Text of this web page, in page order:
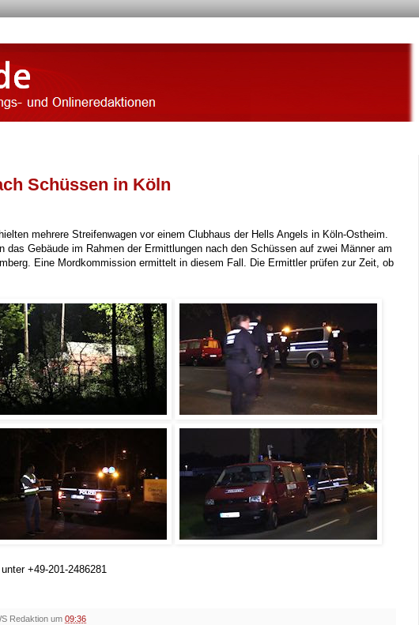
Schüssen in Köln
mehrere Streifenwagen vor einem Clubhaus der Hells Angels in Köln-Ostheim.
Gebäude im Rahmen der Ermittlungen nach den Schüssen auf zwei Männer am
Eine Mordkommission ermittelt in diesem Fall. Die Ermittler prüfen zur Zeit, ob
+49-201-2486281
Redaktion um 09:36